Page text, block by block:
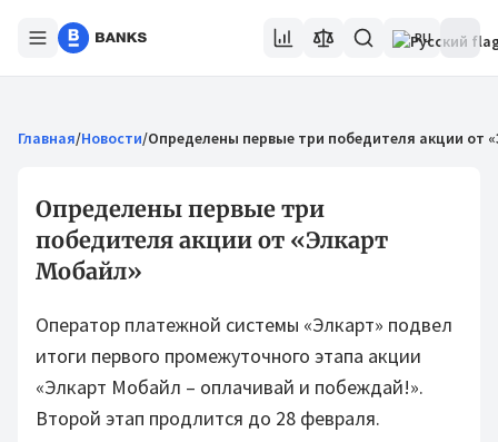
RU
Главная/Новости/Определены первые три победителя акции от
Определены первые три
победителя акции от «Элкарт
Мобайл»
Оператор платежной системы «Элкарт» подвел
итоги первого промежуточного этапа акции
«Элкарт Мобайл – оплачивай и побеждай!».
Второй этап продлится до 28 февраля.